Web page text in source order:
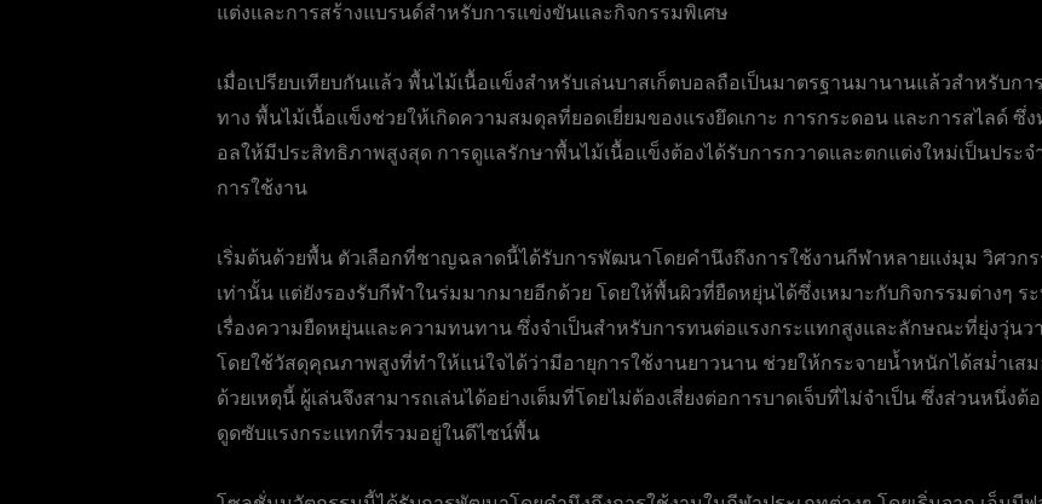
แต่งและการสร้างแบรนด์สำหรับการแข่งขันและกิจกรรมพิเศษ
เมื่อเปรียบเทียบกันแล้ว พื้นไม้เนื้อแข็งสำหรับเล่นบาสเก็ตบอลถือเป็นมาตรฐานมานานแล้วสำหรับก
ทาง พื้นไม้เนื้อแข็งช่วยให้เกิดความสมดุลที่ยอดเยี่ยมของแรงยึดเกาะ การกระดอน และการสไลด์
อลให้มีประสิทธิภาพสูงสุด การดูแลรักษาพื้นไม้เนื้อแข็งต้องได้รับการกวาดและตกแต่งใหม่เป็นประ
การใช้งาน
เริ่มต้นด้วยพื้น ตัวเลือกที่ชาญฉลาดนี้ได้รับการพัฒนาโดยคำนึงถึงการใช้งานกีฬาหลายแง่มุม วิศวก
เท่านั้น แต่ยังรองรับกีฬาในร่มมากมายอีกด้วย โดยให้พื้นผิวที่ยืดหยุ่นได้ซึ่งเหมาะกับกิจกรรมต่างๆ ร
เรื่องความยืดหยุ่นและความทนทาน ซึ่งจำเป็นสำหรับการทนต่อแรงกระแทกสูงและลักษณะที่ยุ่งวุ่น
โดยใช้วัสดุคุณภาพสูงที่ทำให้แน่ใจได้ว่ามีอายุการใช้งานยาวนาน ช่วยให้กระจายน้ำหนักได้สม่ำเ
ด้วยเหตุนี้ ผู้เล่นจึงสามารถเล่นได้อย่างเต็มที่โดยไม่ต้องเสี่ยงต่อการบาดเจ็บที่ไม่จำเป็น ซึ่งส่วนหนึ่
ดูดซับแรงกระแทกที่รวมอยู่ในดีไซน์พื้น